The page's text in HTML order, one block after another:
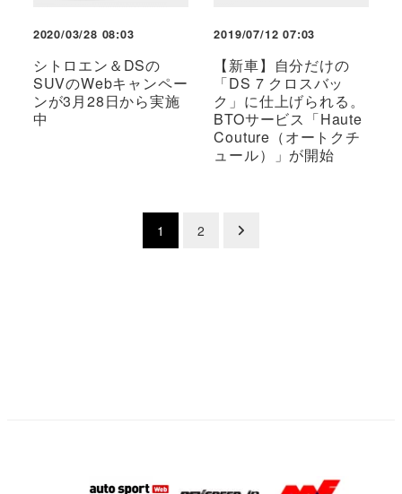
2020/03/28 08:03
シトロエン＆DSの
SUVのWebキャンペー
ンが3月28日から実施
中
2019/07/12 07:03
【新車】自分だけの
「DS 7 クロスバッ
ク」に仕上げられる。
BTOサービス「Haute
Couture（オートクチ
ュール）」が開始
1 2